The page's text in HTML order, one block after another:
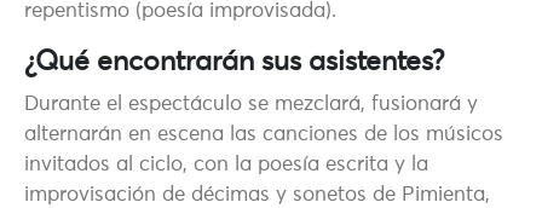
repentismo (poesía improvisada).
¿Qué encontrarán sus asistentes?
Durante el espectáculo se mezclará, fusionará y
alternarán en escena las canciones de los músicos
invitados al ciclo, con la poesía escrita y la
improvisación de décimas y sonetos de Pimienta,